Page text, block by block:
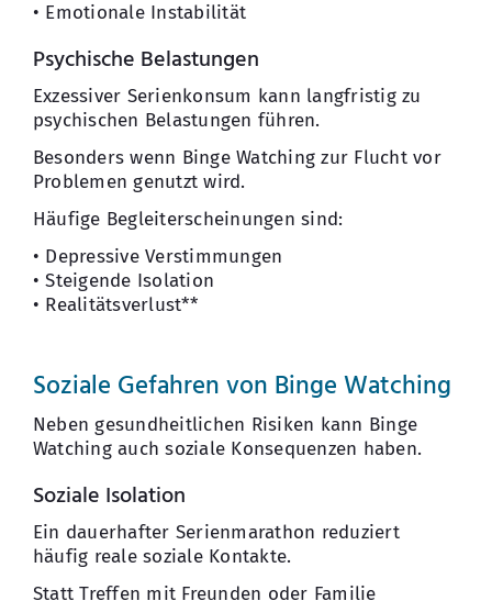
• Emotionale Instabilität
Psychische Belastungen
Exzessiver Serienkonsum kann langfristig zu
psychischen Belastungen führen.
Besonders wenn Binge Watching zur Flucht vor
Problemen genutzt wird.
Häufige Begleiterscheinungen sind:
• Depressive Verstimmungen
• Steigende Isolation
• Realitätsverlust**
Soziale Gefahren von Binge Watching
Neben gesundheitlichen Risiken kann Binge
Watching auch soziale Konsequenzen haben.
Soziale Isolation
Ein dauerhafter Serienmarathon reduziert
häufig reale soziale Kontakte.
Statt Treffen mit Freunden oder Familie